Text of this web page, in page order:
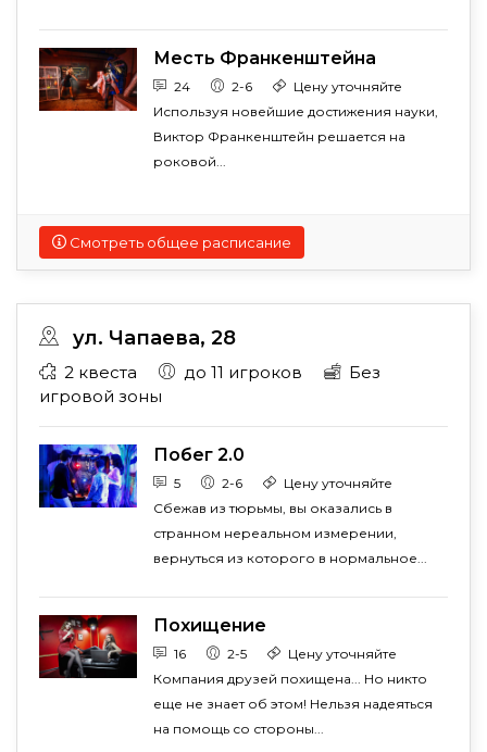
Месть Франкенштейна
24 2-6
Цену уточняйте
Используя новейшие достижения науки,
Виктор Франкенштейн решается на
роковой...
Смотреть общее расписание
ул. Чапаева, 28
2 квеста до 11 игроков
Без
игровой зоны
Побег 2.0
5 2-6
Цену уточняйте
Сбежав из тюрьмы, вы оказались в
странном нереальном измерении,
вернуться из которого в нормальное...
Похищение
16 2-5
Цену уточняйте
Компания друзей похищена... Но никто
еще не знает об этом! Нельзя надеяться
на помощь со стороны...